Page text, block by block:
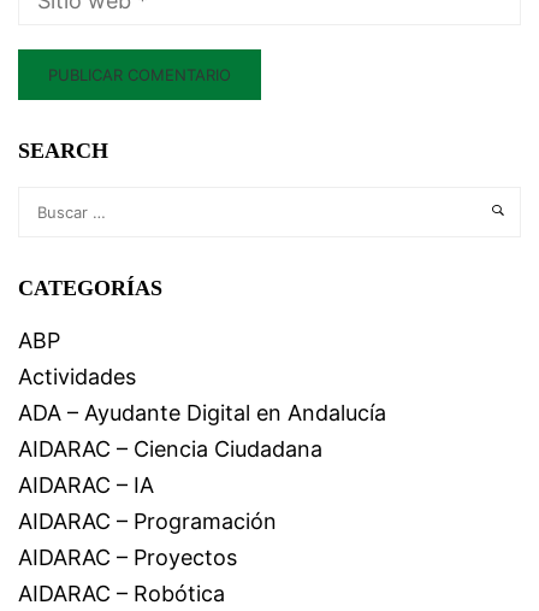
SEARCH
CATEGORÍAS
ABP
Actividades
ADA – Ayudante Digital en Andalucía
AIDARAC – Ciencia Ciudadana
AIDARAC – IA
AIDARAC – Programación
AIDARAC – Proyectos
AIDARAC – Robótica